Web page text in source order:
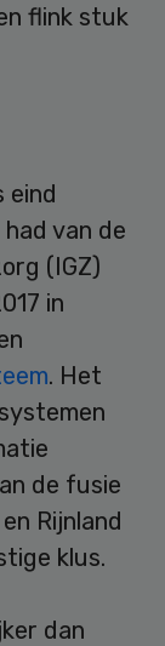
flink stuk
eind
van de
(IGZ)
in
. Het
de fusie
Rijnland
klus.
dan